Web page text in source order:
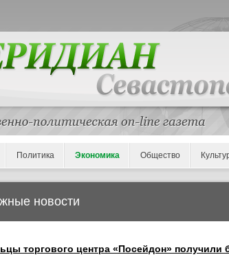
Политика Экономика Общество
новости
торгового центра «Посейдон» получили